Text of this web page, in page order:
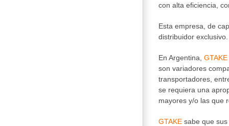
con alta eficiencia,
Esta empresa, de
distribuidor
En Argentina, GTAKE
son variadores
transportadores,
se requiera una
mayores y/o las que
GTAKE sabe que